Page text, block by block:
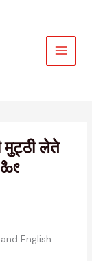
लेते
English.